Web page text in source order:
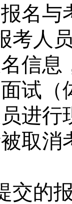
名与
考人
信息
试（
进行
取消
交的